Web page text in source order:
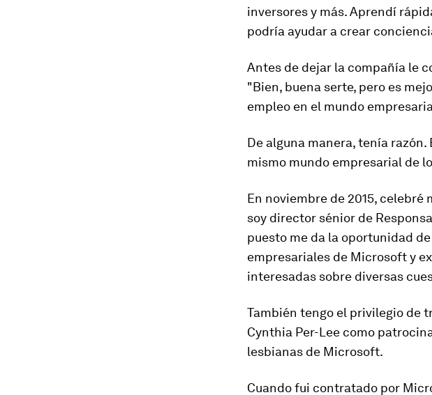
inversores y más. Aprendí
podría ayudar a crear
Antes de dejar la compañía le
"Bien, buena serte, pero es
empleo en el mundo
De alguna manera, tenía
mismo mundo empresarial de
En noviembre de 2015,
soy director sénior de
puesto me da la oportunidad
empresariales de Microsoft y
interesadas sobre diversas
También tengo el privilegio de
Cynthia Per-Lee como
lesbianas de Microsoft.
Cuando fui contratado por